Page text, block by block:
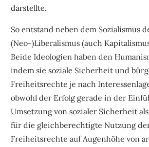
darstellte.
So entstand neben dem Sozialismus
(Neo-)Liberalismus (auch
Beide Ideologien haben den
indem sie soziale Sicherheit und
Freiheitsrechte je nach
obwohl der Erfolg gerade in der
Umsetzung von sozialer Sicherheit
für die gleichberechtigte Nutzung
Freiheitsrechte auf Augenhöhe von